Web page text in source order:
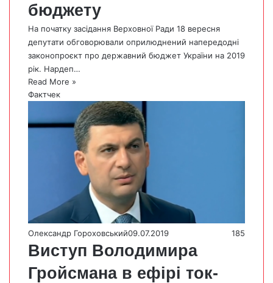
бюджету
На початку засідання Верховної Ради 18 вересня
депутати обговорювали оприлюднений напередодні
законопроєкт про державний бюджет України на 2019
рік. Нардеп…
Read More »
Фактчек
Олександр Гороховський09.07.2019 185
Виступ Володимира
Гройсмана в ефірі ток-